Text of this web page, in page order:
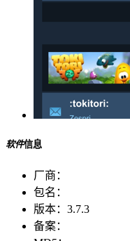
软件信息
厂商：
包名：
版本： 3.7.3
备案：